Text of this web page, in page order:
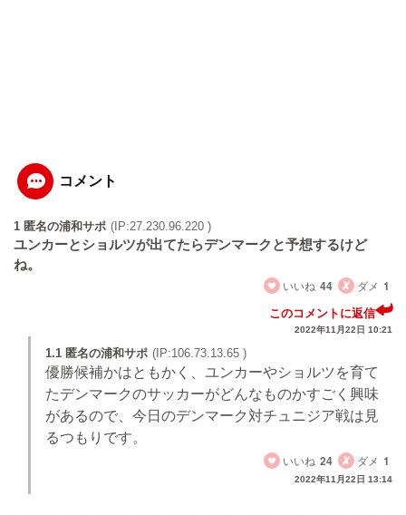
コメント
1 匿名の浦和サポ (IP:27.230.96.220 )
ユンカーとショルツが出てたらデンマークと予想するけど
ね。
いいね 44 ダメ 1
このコメントに返信
2022年11月22日 10:21
1.1 匿名の浦和サポ (IP:106.73.13.65 )
優勝候補かはともかく、ユンカーやショルツを育て
たデンマークのサッカーがどんなものかすごく興味
があるので、今日のデンマーク対チュニジア戦は見
るつもりです。
いいね 24 ダメ 1
2022年11月22日 13:14